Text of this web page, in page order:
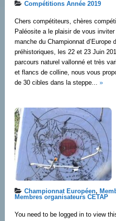
Compétitions Année 2019
Chers compétiteurs, chères
Paléosite a le plaisir de vous
manche du Championnat d’Europe
préhistoriques, les 22 et 23 Juin
parcours naturel vallonné et très
et flancs de colline, nous vous
de 30 cibles dans la steppe... »
Championnat Européen,
Membres organisateurs CETAP
You need to be logged in to view